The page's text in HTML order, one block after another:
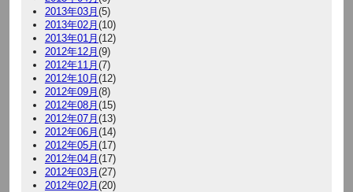
2013年03月 (5)
2013年02月 (10)
2013年01月 (12)
2012年12月 (9)
2012年11月 (7)
2012年10月 (12)
2012年09月 (8)
2012年08月 (15)
2012年07月 (13)
2012年06月 (14)
2012年05月 (17)
2012年04月 (17)
2012年03月 (27)
2012年02月 (20)